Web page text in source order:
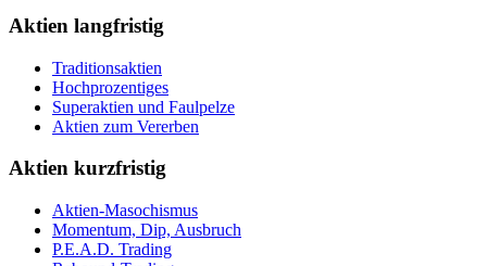
Aktien langfristig
Traditionsaktien
Hochprozentiges
Superaktien und Faulpelze
Aktien zum Vererben
Aktien kurzfristig
Aktien-Masochismus
Momentum, Dip, Ausbruch
P.E.A.D. Trading